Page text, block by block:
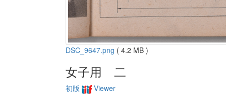
DSC_9647.png ( 4.2 MB )
女子用 二
初版 Viewer